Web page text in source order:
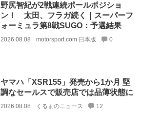
野尻智紀が2戦連続ポールポジショ
ン！ 太田、フラガ続く｜スーパーフ
ォーミュラ第8戦SUGO：予選結果
2026.08.08 motorsport.com 日本版 0
ヤマハ「XSR155」発売から1か月 堅
調なセールスで販売店では品薄状態に
2026.08.08 くるまのニュース 12